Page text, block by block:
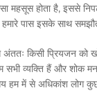
महसूस होता है, इससे
हमारे पास इसके साथ
किसी प्रियजन को
सभी व्यक्ति हैं और शोक
हम में से अधिकांश लोग